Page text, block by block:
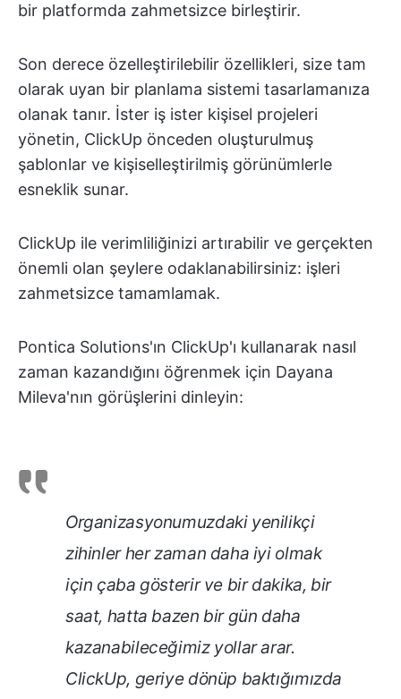
bir platformda zahmetsizce birleştirir.
Son derece özelleştirilebilir özellikleri, size tam
olarak uyan bir planlama sistemi tasarlamanıza
olanak tanır. İster iş ister kişisel projeleri
yönetin, ClickUp önceden oluşturulmuş
şablonlar ve kişiselleştirilmiş görünümlerle
esneklik sunar.
ClickUp ile verimliliğinizi artırabilir ve gerçekten
önemli olan şeylere odaklanabilirsiniz: işleri
zahmetsizce tamamlamak.
Pontica Solutions'ın ClickUp'ı kullanarak nasıl
zaman kazandığını öğrenmek için Dayana
Mileva'nın görüşlerini dinleyin:
Organizasyonumuzdaki yenilikçi
zihinler her zaman daha iyi olmak
için çaba gösterir ve bir dakika, bir
saat, hatta bazen bir gün daha
kazanabileceğimiz yollar arar.
ClickUp, geriye dönüp baktığımızda